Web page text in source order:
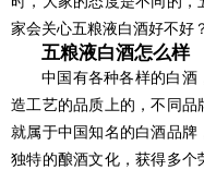
家会关心五粮液白酒好不好
五粮液白酒怎么样
中国有各种各样的白酒
造工艺的品质上的，不同
就属于中国知名的白酒品牌
独特的酿酒文化，获得多